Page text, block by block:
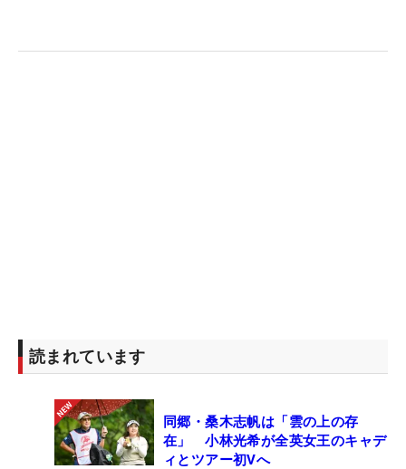
読まれています
同郷・桑木志帆は「雲の上の存
在」 小林光希が全英女王のキャデ
ィとツアー初Vへ